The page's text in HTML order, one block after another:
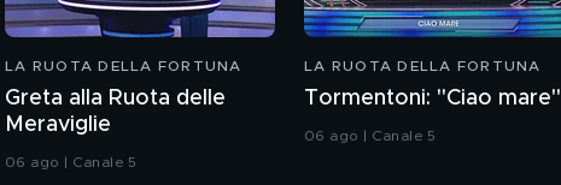
LA RUOTA DELLA FORTUNA
Greta alla Ruota delle
Meraviglie
06 ago | Canale 5
LA RUOTA DELLA FORTUNA
Tormentoni: "Ciao mare"
06 ago | Canale 5